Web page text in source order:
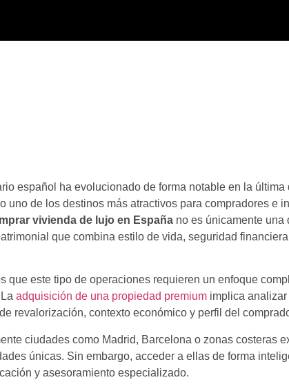
español ha evolucionado de forma notable en la última
uno de los destinos más atractivos para compradores e
vivienda de lujo en España no es únicamente
que combina estilo de vida, seguridad
que este tipo de operaciones requieren un enfoque
adquisición de una propiedad premium implica
revalorización, contexto económico y perfil del
ciudades como Madrid, Barcelona o zonas costeras
únicas. Sin embargo, acceder a ellas de forma
y asesoramiento especializado.